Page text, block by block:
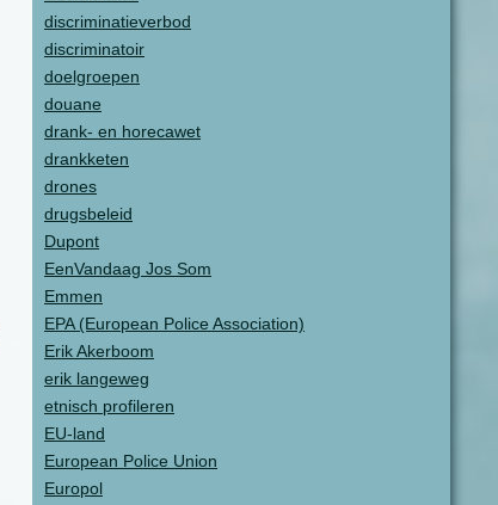
discriminatieverbod
discriminatoir
doelgroepen
douane
drank- en horecawet
drankketen
drones
drugsbeleid
Dupont
EenVandaag Jos Som
Emmen
EPA (European Police Association)
Erik Akerboom
erik langeweg
etnisch profileren
EU-land
European Police Union
Europol